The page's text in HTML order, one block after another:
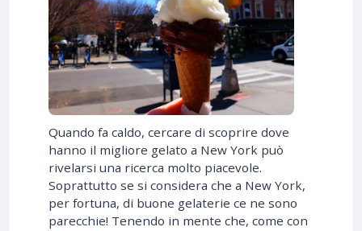
Quando fa caldo, cercare di scoprire dove
hanno il migliore gelato a New York può
rivelarsi una ricerca molto piacevole.
Soprattutto se si considera che a New York,
per fortuna, di buone gelaterie ce ne sono
parecchie! Tenendo in mente che, come con